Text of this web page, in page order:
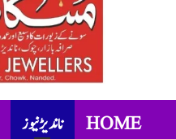
HOME ناندیڑ نیوز